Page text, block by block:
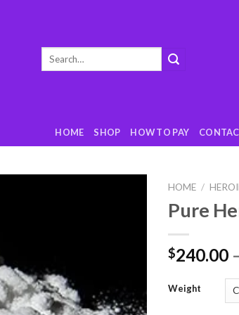
Search
HOME SHOP HOW TO PAY
HOME /
Pure
$240.00
Weight